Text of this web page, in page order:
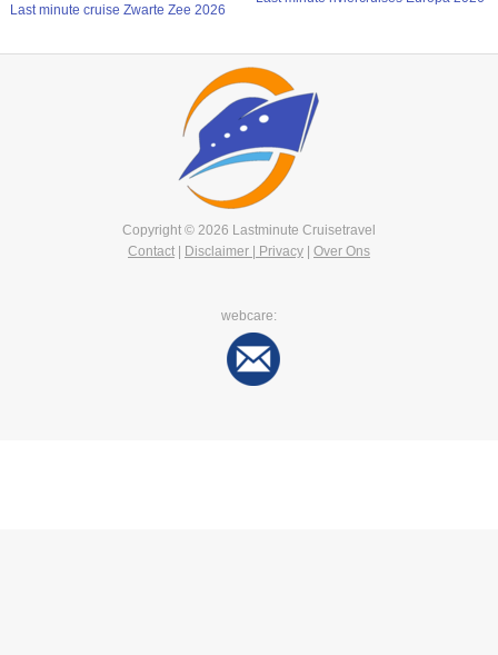
Last minute cruise Zwarte Zee 2026
Copyright © 2026 Lastminute Cruisetravel
Contact | Disclaimer | Privacy | Over Ons
webcare: